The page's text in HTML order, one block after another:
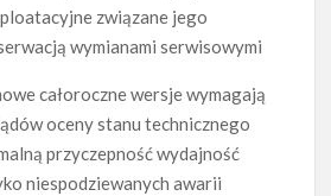
związane jego
wymianami serwisowymi
całoroczne wersje wymagają
oceny stanu technicznego
przyczepność wydajność
niespodziewanych awarii